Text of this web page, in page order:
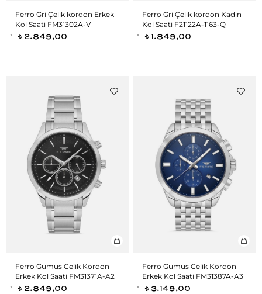
Ferro Gri Çelik kordon Erkek
Kol Saati FM31302A-V
t 2.849,00
Ferro Gri Çelik kordon Kadın
Kol Saati F21122A-1163-Q
t 1.849,00
Ferro Gumus Celik Kordon
Erkek Kol Saati FM31371A-A2
t 2.849,00
Ferro Gumus Celik Kordon
Erkek Kol Saati FM31387A-A3
t 3.149,00